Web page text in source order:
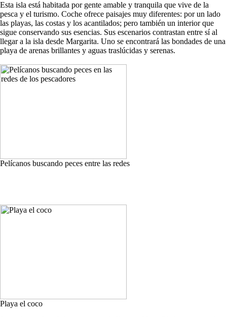
Esta isla está habitada por gente amable y tranquila que vive de la
pesca y el turismo. Coche ofrece paisajes muy diferentes: por un lado
las playas, las costas y los acantilados; pero también un interior que
sigue conservando sus esencias. Sus escenarios contrastan entre sí al
llegar a la isla desde Margarita. Uno se encontrará las bondades de una
playa de arenas brillantes y aguas traslúcidas y serenas.
Pelícanos buscando peces entre las redes
Playa el coco